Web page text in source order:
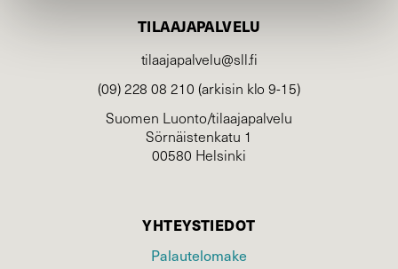
TILAAJAPALVELU
tilaajapalvelu@sll.fi
(09) 228 08 210 (arkisin klo 9-15)
Suomen Luonto/tilaajapalvelu
Sörnäistenkatu 1
00580 Helsinki
YHTEYSTIEDOT
Palautelomake